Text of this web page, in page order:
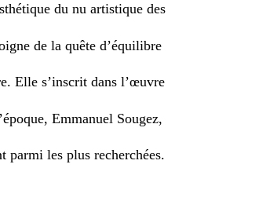
du nu artistique des
de la quête d’équilibre
Elle s’inscrit dans l’œuvre
Emmanuel Sougez,
parmi les plus recherchées.